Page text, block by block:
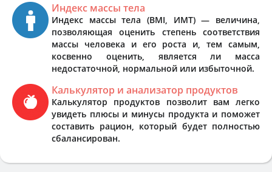
Индекс массы тела
Индекс массы тела (BMI, ИМТ) — величина,
позволяющая оценить степень соответствия
массы человека и его роста и, тем самым,
косвенно оценить, является ли масса
недостаточной, нормальной или избыточной.
Калькулятор и анализатор продуктов
Калькулятор продуктов позволит вам легко
увидеть плюсы и минусы продукта и поможет
составить рацион, который будет полностью
сбалансирован.